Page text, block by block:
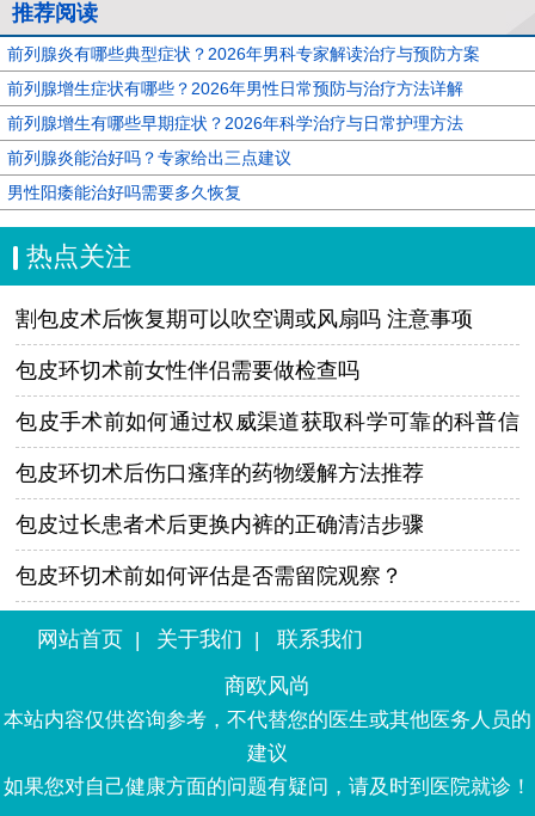
推荐阅读
前列腺炎有哪些典型症状？2026年男科专家解读治疗与预防方案
前列腺增生症状有哪些？2026年男性日常预防与治疗方法详解
前列腺增生有哪些早期症状？2026年科学治疗与日常护理方法
前列腺炎能治好吗？专家给出三点建议
男性阳痿能治好吗需要多久恢复
热点关注
割包皮术后恢复期可以吹空调或风扇吗 注意事项
包皮环切术前女性伴侣需要做检查吗
包皮手术前如何通过权威渠道获取科学可靠的科普信
息？
包皮环切术后伤口瘙痒的药物缓解方法推荐
包皮过长患者术后更换内裤的正确清洁步骤
包皮环切术前如何评估是否需留院观察？
网站首页 关于我们
联系我们
商欧风尚
本站内容仅供咨询参考，不代替您的医生或其他医务人员的
建议
如果您对自己健康方面的问题有疑问，请及时到医院就诊！